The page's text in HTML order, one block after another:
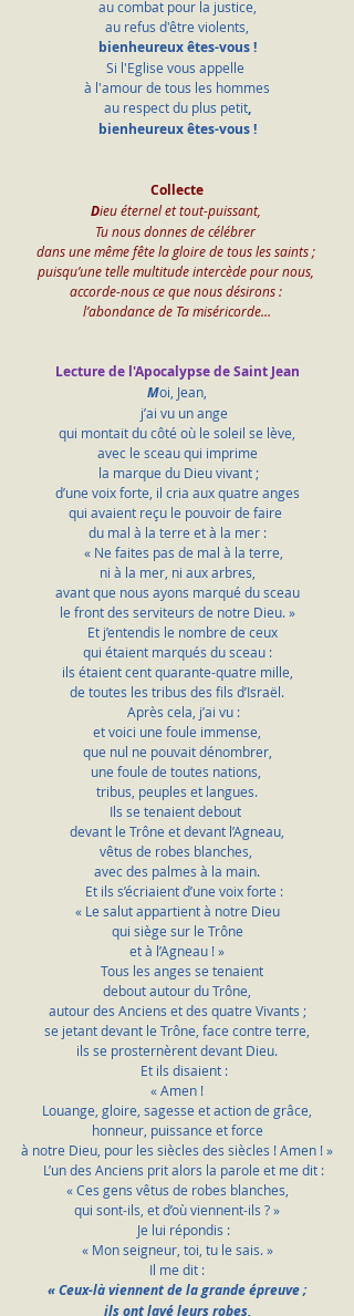
au combat pour la justice,
au refus d'être violents,
bienheureux êtes-vous !
Si l'Eglise vous appelle
à l'amour de tous les hommes
au respect du plus petit,
bienheureux êtes-vous !
Collecte
Dieu éternel et tout-puissant,
Tu nous donnes de célébrer
dans une même fête la gloire de tous les saints ;
puisqu’une telle multitude intercède pour nous,
accorde-nous ce que nous désirons :
l’abondance de Ta miséricorde…
Lecture de l'Apocalypse de Saint Jean
Moi, Jean,
    j’ai vu un ange
qui montait du côté où le soleil se lève,
avec le sceau qui imprime
la marque du Dieu vivant ;
d’une voix forte, il cria aux quatre anges
qui avaient reçu le pouvoir de faire
du mal à la terre et à la mer :
    « Ne faites pas de mal à la terre,
ni à la mer, ni aux arbres,
avant que nous ayons marqué du sceau
le front des serviteurs de notre Dieu. »
    Et j’entendis le nombre de ceux
qui étaient marqués du sceau :
ils étaient cent quarante-quatre mille,
de toutes les tribus des fils d’Israël.
    Après cela, j’ai vu :
et voici une foule immense,
que nul ne pouvait dénombrer,
une foule de toutes nations,
tribus, peuples et langues.
Ils se tenaient debout
devant le Trône et devant l’Agneau,
vêtus de robes blanches,
avec des palmes à la main.
    Et ils s’écriaient d’une voix forte :
« Le salut appartient à notre Dieu
qui siège sur le Trône
et à l’Agneau ! »
    Tous les anges se tenaient
debout autour du Trône,
autour des Anciens et des quatre Vivants ;
se jetant devant le Trône, face contre terre,
ils se prosternèrent devant Dieu.
    Et ils disaient :
« Amen !
Louange, gloire, sagesse et action de grâce,
honneur, puissance et force
à notre Dieu, pour les siècles des siècles ! Amen ! »
    L’un des Anciens prit alors la parole et me dit :
« Ces gens vêtus de robes blanches,
qui sont-ils, et d’où viennent-ils ? »
    Je lui répondis :
« Mon seigneur, toi, tu le sais. »
Il me dit :
« Ceux-là viennent de la grande épreuve ;
ils ont lavé leurs robes,